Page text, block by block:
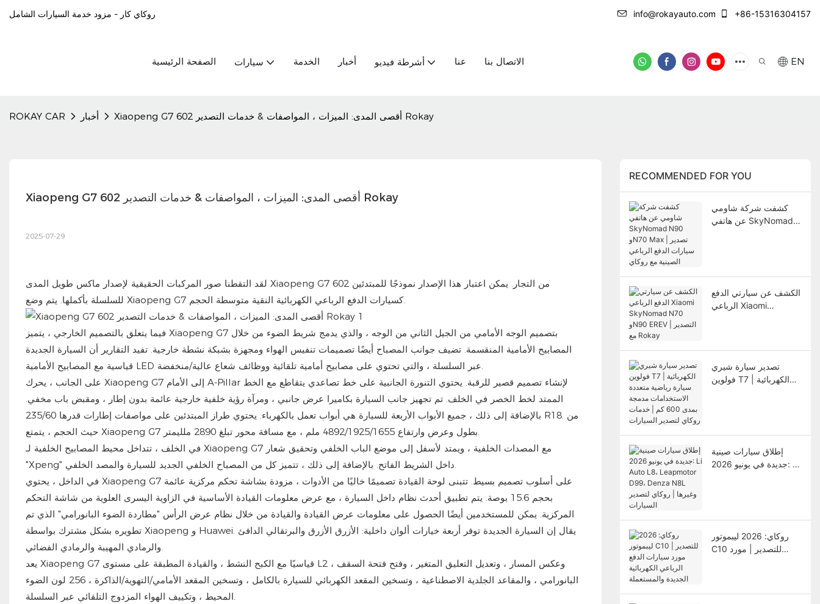
info@rokayauto.com +86-15316304157
الصفحة الرئيسية سيارات الخدمة أخبار أشرطة فيديو عنا الاتصال بنا EN
ROKAY CAR أخبار Xiaopeng G7 602 أقصى المدى: الميزات ، المواصفات & خدمات التصدير Rokay
Xiaopeng G7 602 أقصى المدى: الميزات ، المواصفات & خدمات التصدير Rokay
2025-07-29
لقد التقطنا صور المركبات الحقيقية لإصدار ماكس طويل المدى Xiaopeng G7 602 من التجار. يمكن اعتبار هذا الإصدار نموذجًا للمبتدئين
للسلسلة بأكملها. يتم وضع Xiaopeng G7 كسيارات الدفع الرباعي الكهربائية النقية متوسطة الحجم.
فيما يتعلق بالتصميم الخارجي ، يتميز Xiaopeng G7 بتصميم الوجه الأمامي من الجيل الثاني من الوجه ، والذي يدمج شريط الضوء من خلال
المصابيح الأمامية المنقسمة. تضيف جوانب المصباح أيضًا تصميمات تنفيس الهواء ومجهزة بشبكة نشطة خارجية. تفيد التقارير أن السيارة الجديدة
قياسية مع المصابيح الأمامية LED عبر السلسلة ، والتي تحتوي على مصابيح أمامية تلقائية ووظائف شعاع عالية/منخفضة.
على الجانب ، يحرك Xiaopeng G7 إلى الأمام A-Pillar لإنشاء تصميم قصير للرقبة. يحتوي التنورة الجانبية على خط تصاعدي يتقاطع مع الخط
الممتد لخط الخصر في الخلف. تم تجهيز جانب السيارة بكاميرا عرض جانبي ، ومرآة رؤية خلفية خارجية عائمة بدون إطار ، ومقبض باب مخفي.
بالإضافة إلى ذلك ، جميع الأبواب الأربعة للسيارة هي أبواب تعمل بالكهرباء. يحتوي طراز المبتدئين على مواصفات إطارات قدرها 235/60 R18. من
حيث الحجم ، يتمتع Xiaopeng G7 بطول وعرض وارتفاع 4892/1925/1655 ملم ، مع مسافة محور تبلغ 2890 ملليمتر.
في الخلف ، تتداخل محيط المصابيح الخلفية لـ Xiaopeng G7 مع المصدات الخلفية ، ويمتد لأسفل إلى موضع الباب الخلفي وتحقيق شعار
"Xpeng" داخل الشريط الفاتح. بالإضافة إلى ذلك ، تتميز كل من المصباح الخلفي الجديد للسيارة والمصد الخلفي.
في الداخل ، يحتوي Xiaopeng G7 على أسلوب تصميم بسيط. تتبنى لوحة القيادة تصميمًا خاليًا من الأدوات ، مزودة بشاشة تحكم مركزية عائمة
بحجم 15.6 بوصة. يتم تطبيق أحدث نظام داخل السيارة ، مع عرض معلومات القيادة الأساسية في الزاوية اليسرى العلوية من شاشة التحكم
المركزية. يمكن للمستخدمين أيضًا الحصول على معلومات عرض القيادة والقيادة من خلال نظام عرض الرأس "مطاردة الضوء البانورامي" الذي تم
تطويره بشكل مشترك بواسطة Xiaopeng و Huawei. يقال إن السيارة الجديدة توفر أربعة خيارات ألوان داخلية: الأزرق الأزرق والبرتقالي الدافئ
والرمادي المهيبة والرمادي الفضائي.
يعد Xiaopeng G7 قياسيًا مع الكبح النشط ، والقيادة المطبقة على مستوى L2 ، وعكس المسار ، وتعديل التعليق المتغير ، وفتح فتحة السقف
البانورامي ، والمقاعد الجلدية الاصطناعية ، وتسخين المقعد الكهربائي للسيارة بالكامل ، وتسخين المقعد الأمامي/التهوية/الذاكرة ، 256 لون الضوء
المحيط ، وتكييف الهواء المزدوج التلقائي عبر السلسلة.
RECOMMENDED FOR YOU
كشفت شركة شاومي
عن هاتفي SkyNomad
الكشف عن سيارتي الدفع
الرباعي Xiaomi
تصدير سيارة شيري
فولوين T7 الكهربائية |
إطلاق سيارات صينية
جديدة في يونيو 2026: Li
روكاي: 2026 ليبموتور
C10 للتصدير | مورد